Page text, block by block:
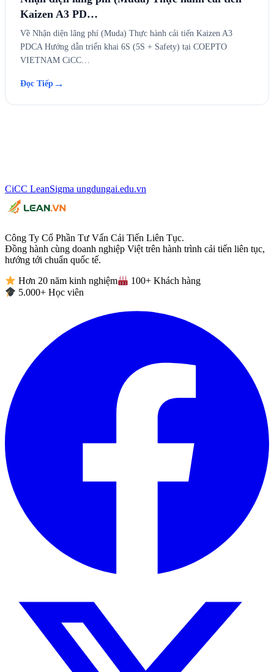
Kaizen A3 PD…
Về Nhận diện lãng phí (Muda) Thực hành cải tiến Kaizen A3
PDCA Hướng dẫn triển khai 6S (5S + Safety) tại COEPTO
VIETNAM CiCC…
Đọc Tiếp →
CiCC LeanSigma ungdungai.edu.vn
Công Ty Cổ Phần Tư Vấn Cải Tiến Liên Tục.
Đồng hành cùng doanh nghiệp Việt trên hành trình cải tiến liên tục,
hướng tới chuẩn quốc tế.
Hơn 20 năm kinh nghiệm
100+ Khách hàng
5.000+ Học viên